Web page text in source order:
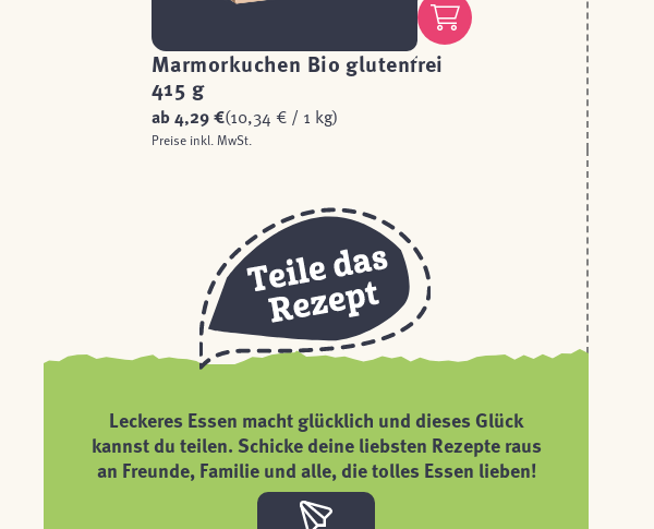
Marmorkuchen Bio glutenfrei
415 g
ab4,29 €(10,34 € / 1 kg)
Preise inkl. MwSt.
Leckeres Essen macht glücklich und dieses Glück
kannst du teilen. Schicke deine liebsten Rezepte raus
an Freunde, Familie und alle, die tolles Essen lieben!